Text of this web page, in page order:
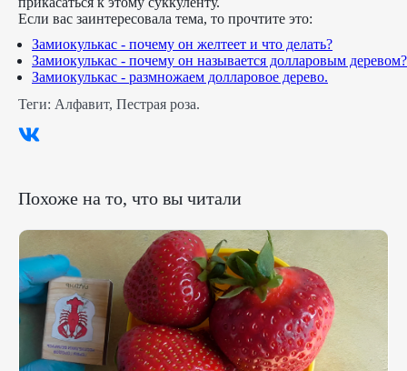
Если вас заинтересовала тема, то прочтите это:
Замиокулькас - почему он желтеет и что делать?
Замиокулькас - почему он называется долларовым деревом?
Замиокулькас - размножаем долларовое дерево.
Теги: Алфавит, Пестрая роза.
Похоже на то, что вы читали